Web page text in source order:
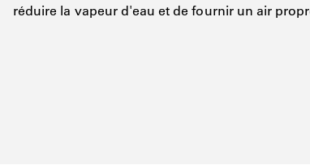
réduire la vapeur d'eau et de fournir un air